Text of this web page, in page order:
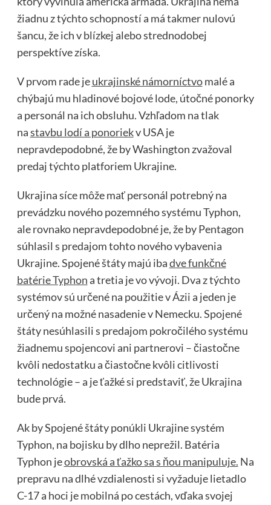
žiadnu z týchto schopností a má takmer nulovú
šancu, že ich v blízkej alebo strednodobej
perspektíve získa.
V prvom rade jeukrajinské námorníctvomalé a
chýbajú mu hladinové bojové lode, útočné ponorky
a personál na ich obsluhu. Vzhľadom na tlak
nastavbu lodí a ponoriekv USA je
nepravdepodobné, že by Washington zvažoval
predaj týchto platforiem Ukrajine.
Ukrajina síce môže mať personál potrebný na
prevádzku nového pozemného systému Typhon,
ale rovnako nepravdepodobné je, že by Pentagon
súhlasil s predajom tohto nového vybavenia
Ukrajine. Spojené štáty majú ibadve funkčné
batérie Typhona tretia je vo vývoji. Dva z týchto
systémov sú určené na použitie v Ázii a jeden je
určený na možné nasadenie v Nemecku. Spojené
štáty nesúhlasili s predajom pokročilého systému
žiadnemu spojencovi ani partnerovi – čiastočne
kvôli nedostatku a čiastočne kvôli citlivosti
technológie – a je ťažké si predstaviť, že Ukrajina
bude prvá.
Ak by Spojené štáty ponúkli Ukrajine systém
Typhon, na bojisku by dlho neprežil. Batéria
Typhon jeobrovská a ťažko sa s ňou manipuluje. Na
prepravu na dlhé vzdialenosti si vyžaduje lietadlo
C-17 a hoci je mobilná po cestách, vďaka svojej